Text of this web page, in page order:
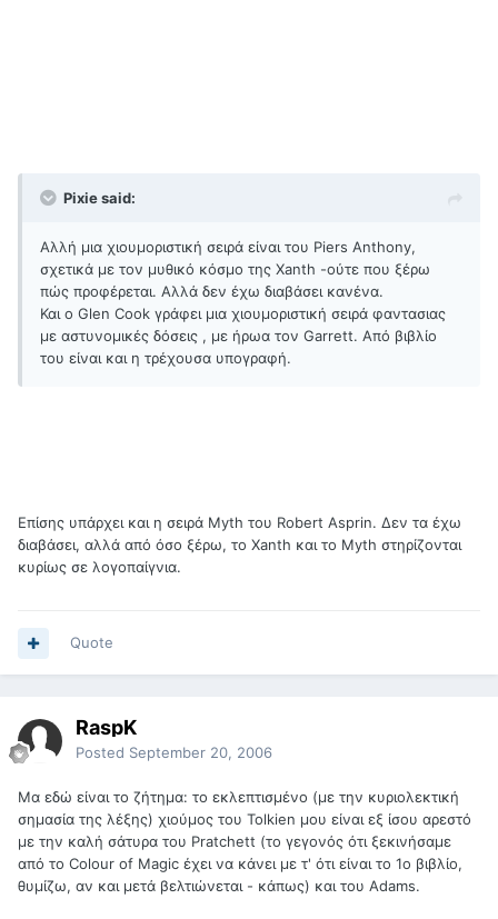
Pixie said:
Αλλή μια χιουμοριστική σειρά είναι του Piers Anthony,
σχετικά με τον μυθικό κόσμο της Xanth -ούτε που ξέρω
πώς προφέρεται. Αλλά δεν έχω διαβάσει κανένα.
Και ο Glen Cook γράφει μια χιουμοριστική σειρά φαντασιας
με αστυνομικές δόσεις , με ήρωα τον Garrett. Από βιβλίο
του είναι και η τρέχουσα υπογραφή.
Επίσης υπάρχει και η σειρά Myth του Robert Asprin. Δεν τα έχω
διαβάσει, αλλά από όσο ξέρω, το Xanth και το Myth στηρίζονται
κυρίως σε λογοπαίγνια.
Quote
RaspK
Posted September 20, 2006
Μα εδώ είναι το ζήτημα: το εκλεπτισμένο (με την κυριολεκτική
σημασία της λέξης) χιούμος του Tolkien μου είναι εξ ίσου αρεστό
με την καλή σάτυρα του Pratchett (το γεγονός ότι ξεκινήσαμε
από το Colour of Magic έχει να κάνει με τ' ότι είναι το 1ο βιβλίο,
θυμίζω, αν και μετά βελτιώνεται - κάπως) και του Adams.